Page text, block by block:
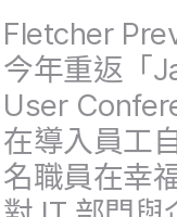
Fletcher
今年​重返​「
User
在​導入​員工​
名​職員​在​幸